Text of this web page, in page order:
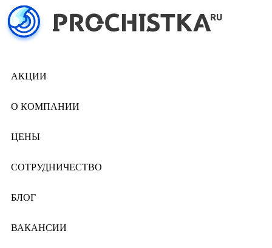
АКЦИИ
О КОМПАНИИ
ЦЕНЫ
СОТРУДНИЧЕСТВО
БЛОГ
ВАКАНСИИ